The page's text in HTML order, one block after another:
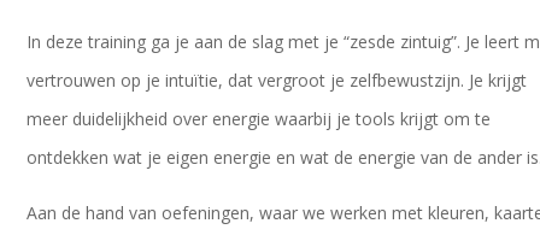
In deze training ga je aan de slag met je “zesde zintuig”. Je leert
vertrouwen op je intuïtie, dat vergroot je zelfbewustzijn. Je krijgt
meer duidelijkheid over energie waarbij je tools krijgt om te
ontdekken wat je eigen energie en wat de energie van de ander
Aan de hand van oefeningen, waar we werken met kleuren,